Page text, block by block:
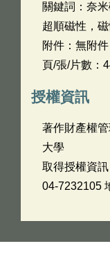
關鍵詞：奈
超順磁性，
附件：無附件
頁/張/片數：
授權資訊
著作財產權
大學
取得授權資
04-7232105